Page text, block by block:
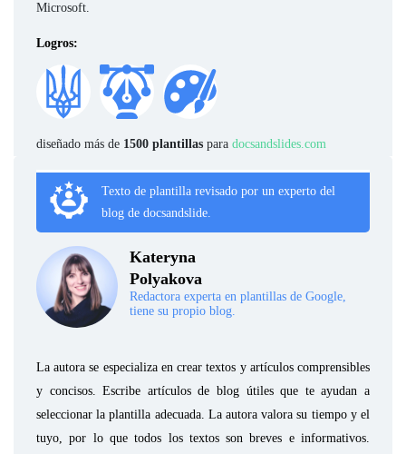
Microsoft.
Logros:
diseñado más de 1500 plantillas para docsandslides.com
Texto de plantilla revisado por un experto del
blog de docsandslide.
Kateryna
Polyakova
Redactora experta en plantillas de Google,
tiene su propio blog.
La autora se especializa en crear textos y artículos comprensibles
y concisos. Escribe artículos de blog útiles que te ayudan a
seleccionar la plantilla adecuada. La autora valora su tiempo y el
tuyo, por lo que todos los textos son breves e informativos.